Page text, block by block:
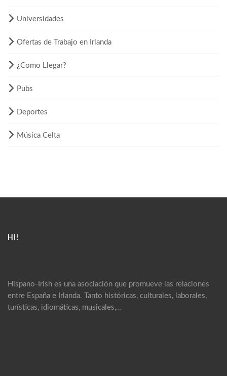
Universidades
Ofertas de Trabajo en Irlanda
¿Como Llegar?
Pubs
Deportes
Música Celta
HI!
Hispano-Irish es una asociación que promueve las relaciones
entre España e Irlanda. Tanto históricas, culturales, laborales,
turísticas, idiomáticas, musicales,…